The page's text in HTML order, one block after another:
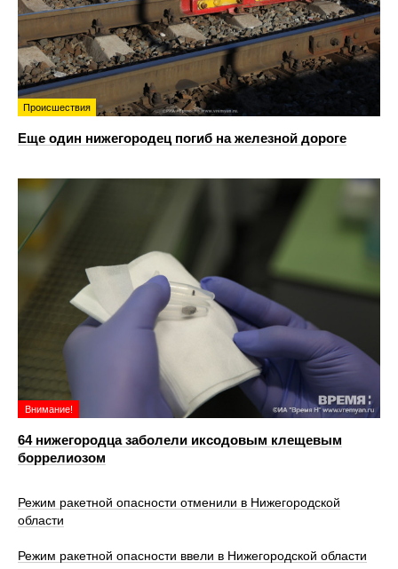
Происшествия
Еще один нижегородец погиб на железной дороге
Внимание!
64 нижегородца заболели иксодовым клещевым
боррелиозом
Режим ракетной опасности отменили в Нижегородской
области
Режим ракетной опасности ввели в Нижегородской области